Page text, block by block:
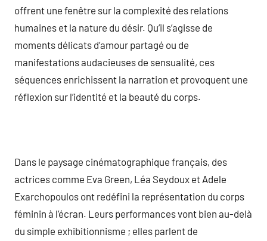
offrent une fenêtre sur la complexité des relations
humaines et la nature du désir. Qu’il s’agisse de
moments délicats d’amour partagé ou de
manifestations audacieuses de sensualité, ces
séquences enrichissent la narration et provoquent une
réflexion sur l’identité et la beauté du corps.
Dans le paysage cinématographique français, des
actrices comme Eva Green, Léa Seydoux et Adele
Exarchopoulos ont redéfini la représentation du corps
féminin à l’écran. Leurs performances vont bien au-delà
du simple exhibitionnisme ; elles parlent de